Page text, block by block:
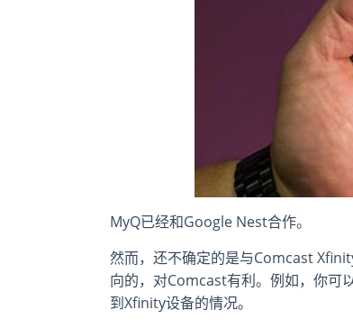
MyQ已经和Google Nest合作。
然而，还不确定的是与Comcast
向的，对Comcast有利。例如，你可
到Xfinity设备的情况。